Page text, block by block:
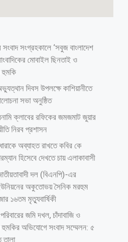
চার দিনের রিমান্ড মঞ্জুর করে তাকে
আদালত। মানিকগঞ্জ অতিরিক্ত চিফ জুডিসিয়াল
ইয়াছির আহসান চৌধুরী এ আদেশ দেন।
৩টার দিকে কড়া নিরাপত্তায় ১০ দিনের রিমান্ড
সদর থানা পুলিশ। আদালতের বিচারক
রিমান্ড মঞ্জুর করে তাকে কারাগারে পাঠানোর
করেন নারী ও শিশু নির্যাতন দমন ট্রাইব্যুনালের
রিমান্ড আবেদন নামঞ্জুর পূর্বক জামিনের
ইসলাম বাদশাসহ বেশ কয়েকজন সিনিয়র
(২ জুলাই) রাতে ঢাকার লালমাটিয়া এলাকায়